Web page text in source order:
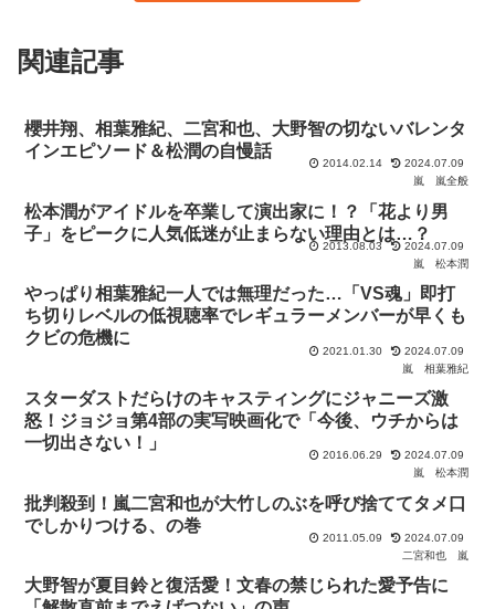
関連記事
櫻井翔、相葉雅紀、二宮和也、大野智の切ないバレンタ
インエピソード＆松潤の自慢話
2014.02.14
2024.07.09
嵐
嵐全般
松本潤がアイドルを卒業して演出家に！？「花より男
子」をピークに人気低迷が止まらない理由とは…？
2013.08.03
2024.07.09
嵐
松本潤
やっぱり相葉雅紀一人では無理だった…「VS魂」即打
ち切りレベルの低視聴率でレギュラーメンバーが早くも
クビの危機に
2021.01.30
2024.07.09
嵐
相葉雅紀
スターダストだらけのキャスティングにジャニーズ激
怒！ジョジョ第4部の実写映画化で「今後、ウチからは
一切出さない！」
2016.06.29
2024.07.09
嵐
松本潤
批判殺到！嵐二宮和也が大竹しのぶを呼び捨ててタメ口
でしかりつける、の巻
2011.05.09
2024.07.09
二宮和也
嵐
大野智が夏目鈴と復活愛！文春の禁じられた愛予告に